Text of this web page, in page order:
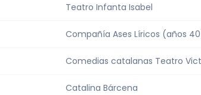
Teatro Infanta Isabel
Compañía Ases Líricos (años
Comedias catalanas Teatro
Catalina Bárcena